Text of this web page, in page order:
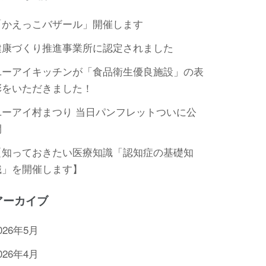
えっこバザール」開催します
づくり推進事業所に認定されました
アイキッチンが「食品衛生優良施設」の表
いただきました！
アイ村まつり 当日パンフレットついに公
っておきたい医療知識「認知症の基礎知
を開催します】
ーカイブ
年5月
年4月